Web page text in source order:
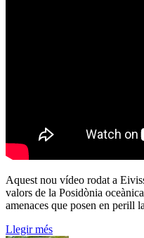
Aquest nou vídeo rodat a
valors de la Posidònia
amenaces que posen en perill
Llegir més